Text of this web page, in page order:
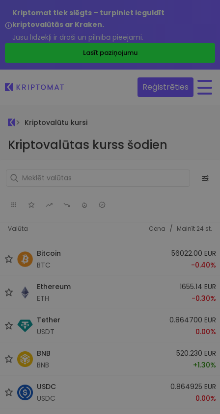
Kriptomat tiek slēgts – turpiniet ieguldīt
kriptovalūtās ar Kraken.
Jūsu līdzekļi ir droši un pilnībā pieejami.
Lasīt paziņojumu
Reģistrēties
Kriptovalūtu kursi
Kriptovalūtas kurss šodien
Valūta Cena / Mainīt 24 st.
Bitcoin
BTC
56022.00 EUR
-0.40%
Ethereum
ETH
1655.14 EUR
-0.30%
Tether
USDT
0.864700 EUR
0.00%
BNB
BNB
520.230 EUR
+1.30%
USDC
USDC
0.864925 EUR
0.00%